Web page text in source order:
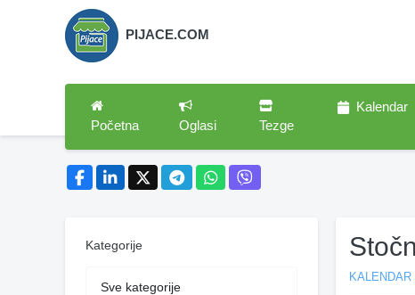
PIJACE.COM
Početna Oglasi Tezge
Kalendar
Kategorije
Sve kategorije